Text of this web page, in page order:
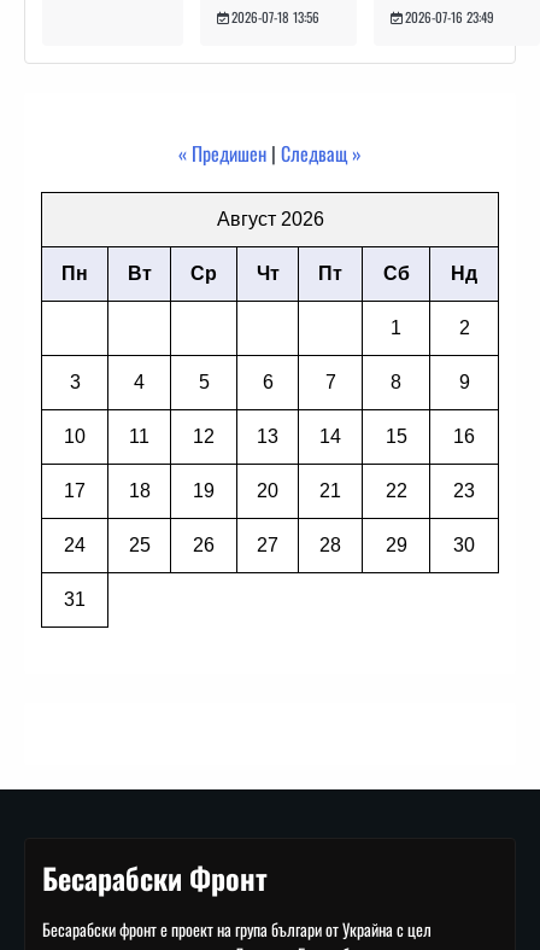
2026-07-18 13:56
2026-07-16 23:49
« Предишен | Следващ »
Август 2026
Пн Вт Ср Чт Пт Сб Нд
1 2
3 4 5 6 7 8 9
10 11 12 13 14 15 16
17 18 19 20 21 22 23
24 25 26 27 28 29 30
31
Бесарабски Фронт
Бесарабски фронт е проект на група българи от Украйна с цел